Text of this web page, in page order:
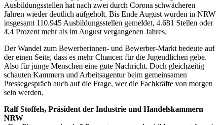
Ausbildungsstellen hat nach zwei durch Corona schwächeren
Jahren wieder deutlich aufgeholt. Bis Ende August wurden in NRW
insgesamt 110.945 Ausbildungsstellen gemeldet, 4.681 Stellen oder
4,4 Prozent mehr als im August vergangenen Jahres.
Der Wandel zum Bewerberinnen- und Bewerber-Markt bedeute auf
der einen Seite, dass es mehr Chancen für die Jugendlichen gebe.
Also für junge Menschen eine gute Nachricht. Doch gleichzeitig
schauten Kammern und Arbeitsagentur beim gemeinsamen
Pressegespräch auch auf die Frage, wer die Fachkräfte von morgen
sein werden.
Ralf Stoffels, Präsident der Industrie und Handelskammern
NRW